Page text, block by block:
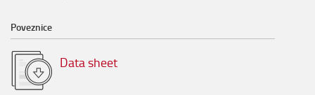
Poveznice
Data sheet